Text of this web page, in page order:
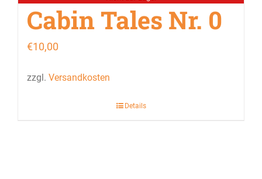
Cabin Tales Nr. 0
€10,00
zzgl. Versandkosten
Details